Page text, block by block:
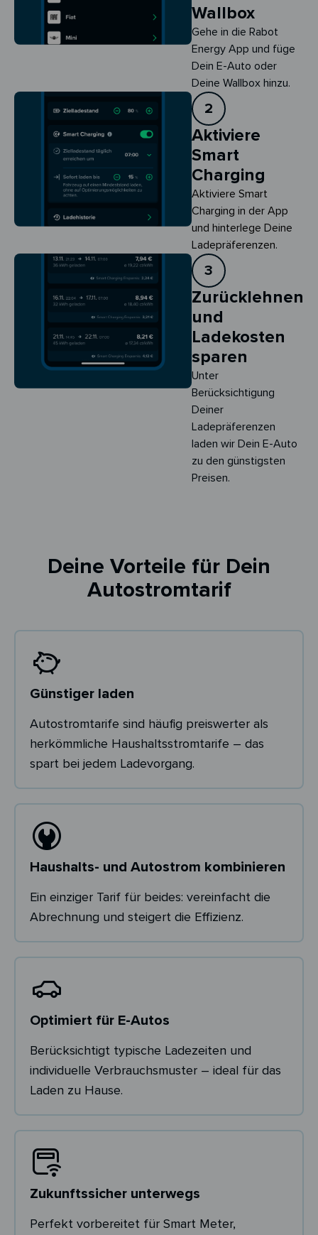
Wallbox
Gehe in die Rabot
Energy App und füge
Dein E-Auto oder
Deine Wallbox hinzu.
2
Aktiviere
Smart
Charging
Aktiviere Smart
Charging in der App
und hinterlege Deine
Ladepräferenzen.
3
Zurücklehnen
und
Ladekosten
sparen
Unter
Berücksichtigung
Deiner
Ladepräferenzen
laden wir Dein E-Auto
zu den günstigsten
Preisen.
Deine Vorteile für Dein
Autostromtarif
Günstiger laden
Autostromtarife sind häufig preiswerter als
herkömmliche Haushaltsstromtarife – das
spart bei jedem Ladevorgang.
Haushalts- und Autostrom kombinieren
Ein einziger Tarif für beides: vereinfacht die
Abrechnung und steigert die Effizienz.
Optimiert für E-Autos
Berücksichtigt typische Ladezeiten und
individuelle Verbrauchsmuster – ideal für das
Laden zu Hause.
Zukunftssicher unterwegs
Perfekt vorbereitet für Smart Meter,